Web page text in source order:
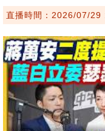
直播時間：2026/07/29